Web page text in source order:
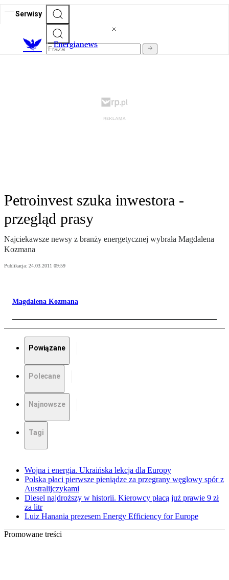
Serwisy
Energianews
Petroinvest szuka inwestora -
przegląd prasy
Najciekawsze newsy z branży energetycznej wybrała Magdalena
Kozmana
Publikacja: 24.03.2011 09:59
Magdalena Kozmana
Powiązane
Polecane
Najnowsze
Tagi
Wojna i energia. Ukraińska lekcja dla Europy
Polska płaci pierwsze pieniądze za przegrany węglowy spór z
Australijczykami
Diesel najdroższy w historii. Kierowcy płacą już prawie 9 zł
za litr
Luiz Hanania prezesem Energy Efficiency for Europe
Promowane treści